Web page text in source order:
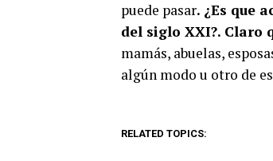
puede pasar. ¿Es que
del siglo XXI?. Claro
mamás, abuelas,
algún modo u otro de
RELATED TOPICS: